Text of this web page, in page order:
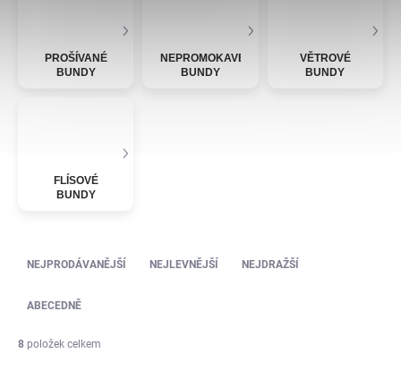
PROŠÍVANÉ
BUNDY
NEPROMOKAVÉ
BUNDY
VĚTROVÉ
BUNDY
FLÍSOVÉ
BUNDY
NEJPRODÁVANĚJŠÍ NEJLEVNĚJŠÍ NEJDRAŽŠÍ
ABECEDNĚ
8 položek celkem